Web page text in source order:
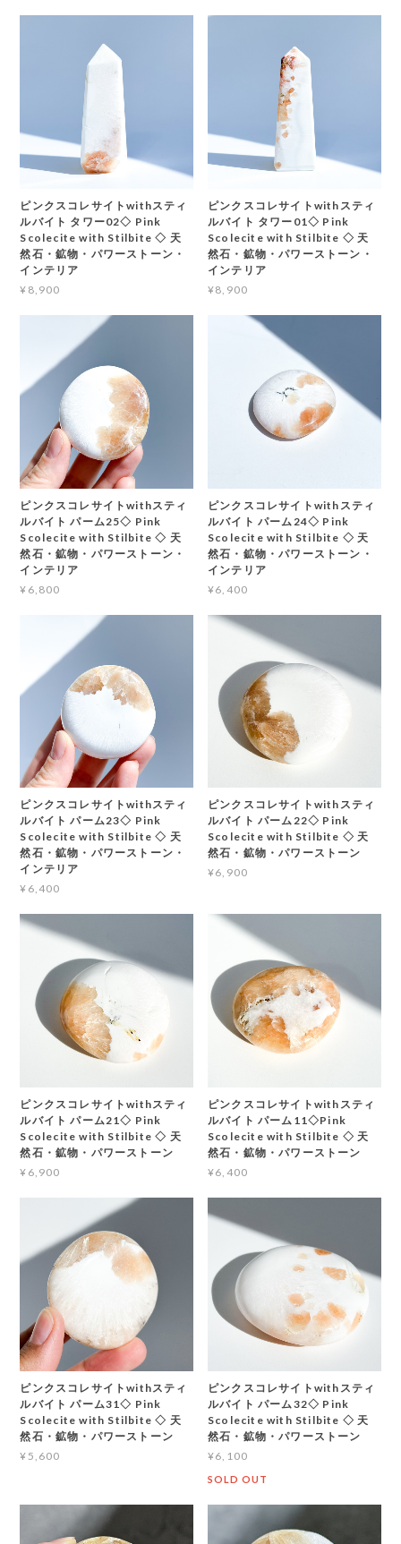
ピンクスコレサイトwithスティ
ルバイト タワー02◇ Pink
Scolecite with Stilbite ◇ 天
然石・鉱物・パワーストーン・
インテリア
¥8,900
ピンクスコレサイトwithスティ
ルバイト タワー01◇ Pink
Scolecite with Stilbite ◇ 天
然石・鉱物・パワーストーン・
インテリア
¥8,900
ピンクスコレサイトwithスティ
ルバイト パーム25◇ Pink
Scolecite with Stilbite ◇ 天
然石・鉱物・パワーストーン・
インテリア
¥6,800
ピンクスコレサイトwithスティ
ルバイト パーム24◇ Pink
Scolecite with Stilbite ◇ 天
然石・鉱物・パワーストーン・
インテリア
¥6,400
ピンクスコレサイトwithスティ
ルバイト パーム23◇ Pink
Scolecite with Stilbite ◇ 天
然石・鉱物・パワーストーン・
インテリア
¥6,400
ピンクスコレサイトwithスティ
ルバイト パーム22◇ Pink
Scolecite with Stilbite ◇ 天
然石・鉱物・パワーストーン
¥6,900
ピンクスコレサイトwithスティ
ルバイト パーム21◇ Pink
Scolecite with Stilbite ◇ 天
然石・鉱物・パワーストーン
¥6,900
ピンクスコレサイトwithスティ
ルバイト パーム11◇Pink
Scolecite with Stilbite ◇ 天
然石・鉱物・パワーストーン
¥6,400
ピンクスコレサイトwithスティ
ルバイト パーム31◇ Pink
Scolecite with Stilbite ◇ 天
然石・鉱物・パワーストーン
¥5,600
ピンクスコレサイトwithスティ
ルバイト パーム32◇ Pink
Scolecite with Stilbite ◇ 天
然石・鉱物・パワーストーン
¥6,100
SOLD OUT